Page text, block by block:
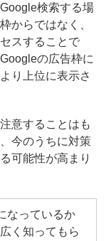
検索する場
からではなく、
スすることで
の広告枠に
り上位に表示さ
意することはも
今のうちに対策
可能性が高まり
なっているか
く知ってもら